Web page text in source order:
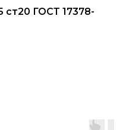
ст20 ГОСТ 17378-